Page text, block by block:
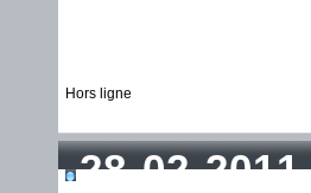
Hors ligne
28-02-